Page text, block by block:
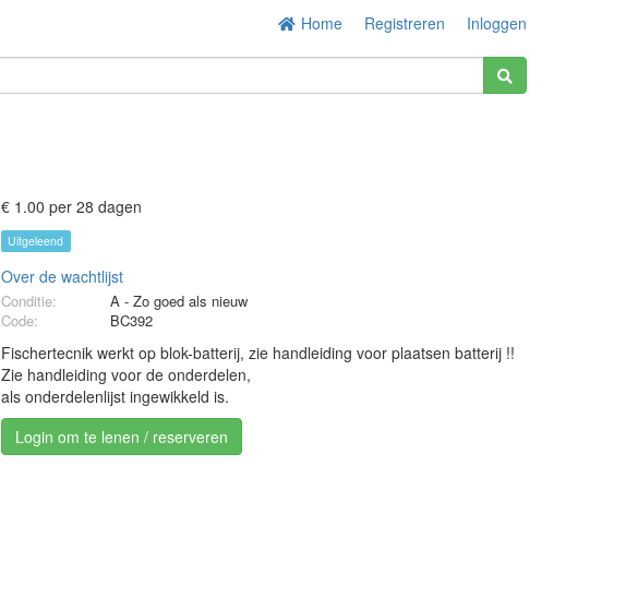
Home Registreren Inloggen
€ 1.00 per 28 dagen
Uitgeleend
Over de wachtlijst
Conditie:
A - Zo goed als nieuw
Code:
BC392
Fischertecnik werkt op blok-batterij, zie handleiding voor plaatsen batterij !!
Zie handleiding voor de onderdelen,
als onderdelenlijst ingewikkeld is.
Login om te lenen / reserveren